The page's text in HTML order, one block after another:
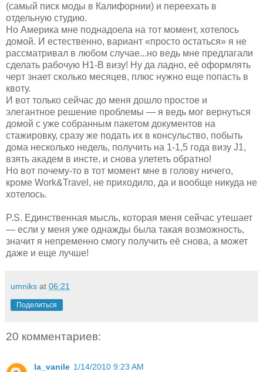
(самый писк моды в Калифорнии) и переехать в
отдельную студию.
Но Америка мне поднадоела на тот момент, хотелось
домой. И естественно, вариант «просто остаться» я не
рассматривал в любом случае...но ведь мне предлагали
сделать рабочую H1-B визу! Ну да ладно, её оформлять
черт знает сколько месяцев, плюс нужно еще попасть в
квоту.
И вот только сейчас до меня дошло простое и
элегантное решение проблемы — я ведь мог вернуться
домой с уже собранным пакетом документов на
стажировку, сразу же подать их в консульство, побыть
дома несколько недель, получить на 1-1,5 года визу J1,
взять академ в инсте, и снова улететь обратно!
Но вот почему-то в тот момент мне в голову ничего,
кроме Work&Travel, не приходило, да и вообще никуда не
хотелось.
P.S. Единственная мысль, которая меня сейчас утешает
— если у меня уже однажды была такая возможность,
значит я непременно смогу получить её снова, а может
даже и еще лучше!
umniks at 06:21
Поделиться
20 комментариев:
la_vanile 1/14/2010 9:23 AM